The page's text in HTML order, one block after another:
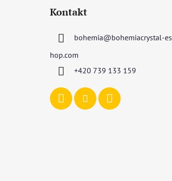
Kontakt
bohemia@bohemiacrystal-es
hop.com
+420 739 133 159